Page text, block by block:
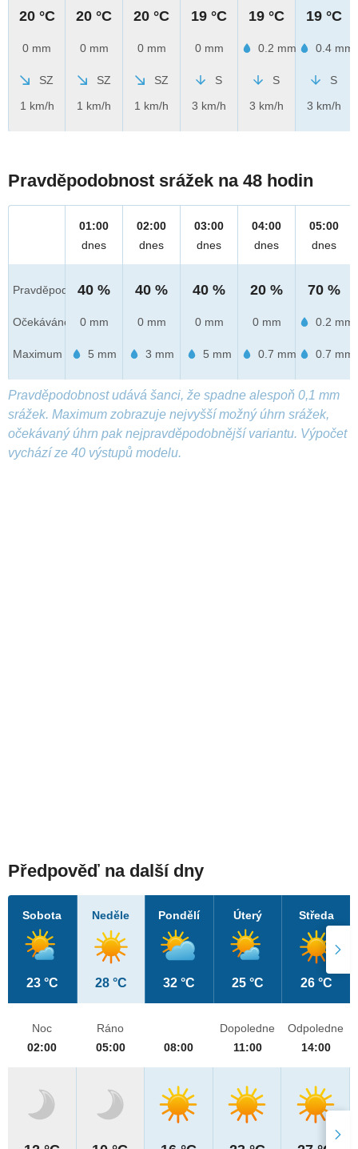
20 °C
0 mm
SZ
1 km/h
20 °C
0 mm
SZ
1 km/h
20 °C
0 mm
SZ
1 km/h
19 °C
0 mm
S
3 km/h
19 °C
0.2 mm
S
3 km/h
19 °C
0.4 mm
S
3 km/h
Pravděpodobnost srážek na 48 hodin
Pravděpod.
Očekáváno
Maximum
01:00
dnes
40 %
0 mm
5 mm
02:00
dnes
40 %
0 mm
3 mm
03:00
dnes
40 %
0 mm
5 mm
04:00
dnes
20 %
0 mm
0.7 mm
05:00
dnes
70 %
0.2 mm
0.7 mm
Pravděpodobnost udává šanci, že spadne alespoň 0,1 mm
srážek. Maximum zobrazuje nejvyšší možný úhrn srážek,
očekávaný úhrn pak nejpravděpodobnější variantu. Výpočet
vychází ze 40 výstupů modelu.
Předpověď na další dny
Sobota
23 °C
Neděle
28 °C
Pondělí
32 °C
Úterý
25 °C
Středa
26 °C
Noc
02:00
Ráno
05:00
08:00
Dopoledne
11:00
Odpoledne
14:00